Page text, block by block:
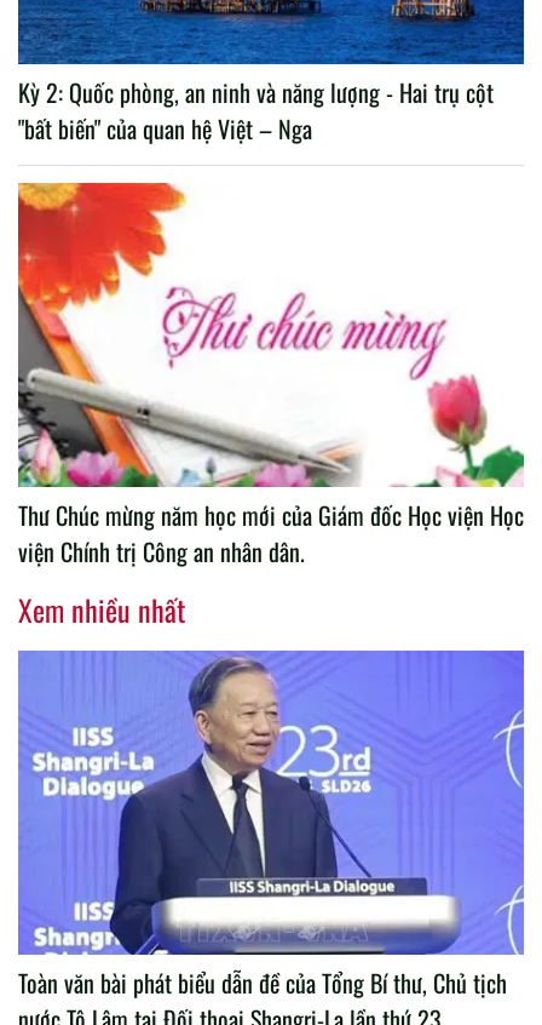
Kỳ 2: Quốc phòng, an ninh và năng lượng - Hai trụ cột
"bất biến" của quan hệ Việt – Nga
Thư Chúc mừng năm học mới của Giám đốc Học viện Học
viện Chính trị Công an nhân dân.
Xem nhiều nhất
Toàn văn bài phát biểu dẫn đề của Tổng Bí thư, Chủ tịch